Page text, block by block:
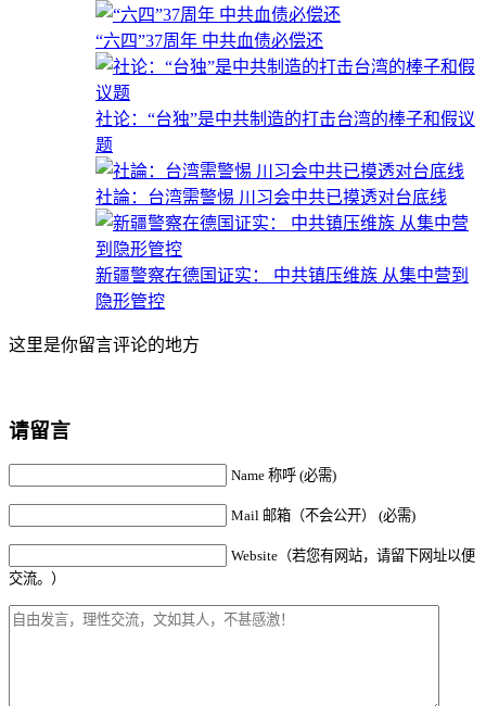
“六四”37周年 中共血债必偿还
社论：“台独”是中共制造的打击台湾的棒子和假议
题
社論：台湾需警惕 川习会中共已摸透对台底线
新疆警察在德国证实： 中共镇压维族 从集中营到
隐形管控
这里是你留言评论的地方
请留言
Name 称呼 (必需)
Mail 邮箱（不会公开） (必需)
Website（若您有网站，请留下网址以便
交流。）